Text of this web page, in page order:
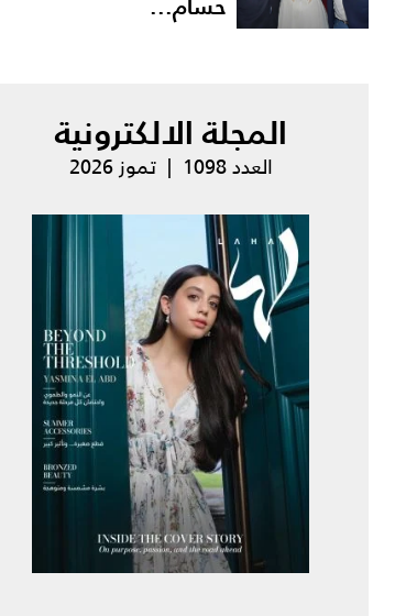
المجلة الالكترونية
العدد 1098 | تموز 2026